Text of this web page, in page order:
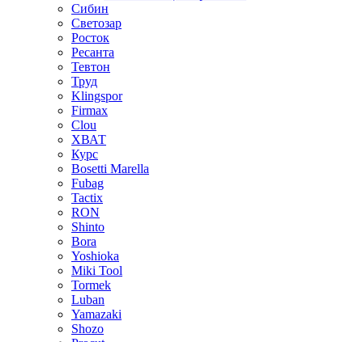
Сибин
Светозар
Росток
Ресанта
Тевтон
Труд
Klingspor
Firmax
Clou
XВАТ
Курс
Bosetti Marella
Fubag
Tactix
RON
Shinto
Bora
Yoshioka
Miki Tool
Tormek
Luban
Yamazaki
Shozo